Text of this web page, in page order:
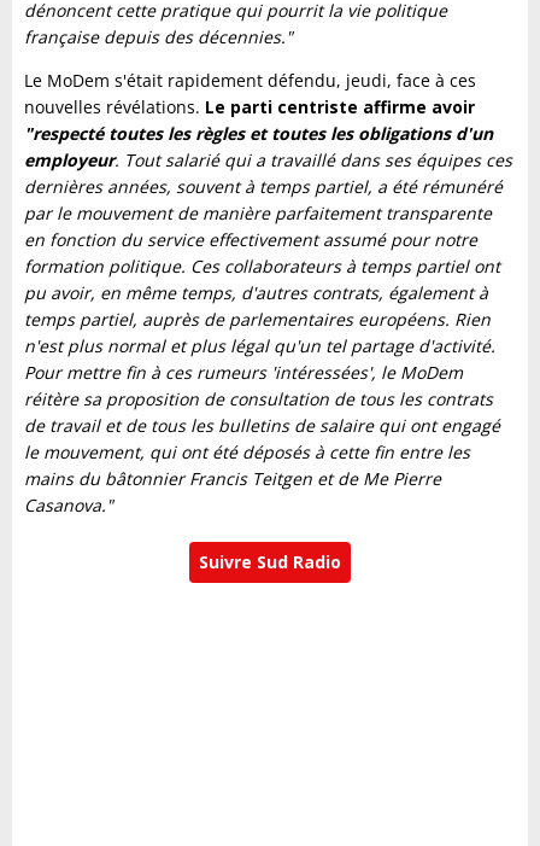
dénoncent cette pratique qui pourrit la vie politique
française depuis des décennies."
Le MoDem s'était rapidement défendu, jeudi, face à ces
nouvelles révélations. Le parti centriste affirme avoir
"respecté toutes les règles et toutes les obligations d'un
employeur. Tout salarié qui a travaillé dans ses équipes ces
dernières années, souvent à temps partiel, a été rémunéré
par le mouvement de manière parfaitement transparente
en fonction du service effectivement assumé pour notre
formation politique. Ces collaborateurs à temps partiel ont
pu avoir, en même temps, d'autres contrats, également à
temps partiel, auprès de parlementaires européens. Rien
n'est plus normal et plus légal qu'un tel partage d'activité.
Pour mettre fin à ces rumeurs 'intéressées', le MoDem
réitère sa proposition de consultation de tous les contrats
de travail et de tous les bulletins de salaire qui ont engagé
le mouvement, qui ont été déposés à cette fin entre les
mains du bâtonnier Francis Teitgen et de Me Pierre
Casanova."
Suivre Sud Radio